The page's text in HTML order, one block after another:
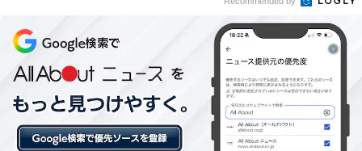
林太郎と明里は、人前式で事実婚・週末婚を選んだとス
ピーチをします。確かなのは自分たちの今この瞬間の気
持ちだけ。日々幸せを感じて生きていければそれだけで
幸せだと林太郎は語ります。